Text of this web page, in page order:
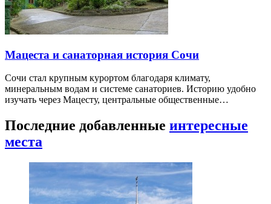
Мацеста и санаторная история Сочи
Сочи стал крупным курортом благодаря климату,
минеральным водам и системе санаториев. Историю удобно
изучать через Мацесту, центральные общественные…
Последние добавленные интересные
места